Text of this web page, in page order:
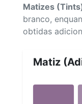
Matizes
branco,
obtidas
Matiz